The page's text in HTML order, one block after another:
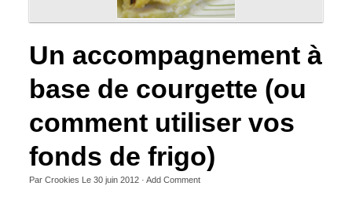
Un accompagnement à
base de courgette (ou
comment utiliser vos
fonds de frigo)
Par Crookies Le 30 juin 2012· Add Comment